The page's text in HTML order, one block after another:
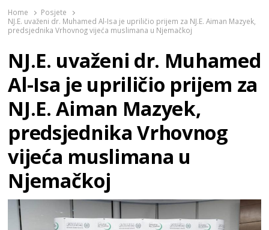
Bosni i Hercegovini
Home
Posjete
NJ.E. uvaženi dr. Muhamed Al-Isa je upriličio prijem za NJ.E. Aiman Mazyek,
predsjednika Vrhovnog vijeća muslimana u Njemačkoj
NJ.E. uvaženi dr. Muhamed
Al-Isa je upriličio prijem za
NJ.E. Aiman Mazyek,
predsjednika Vrhovnog
vijeća muslimana u
Njemačkoj